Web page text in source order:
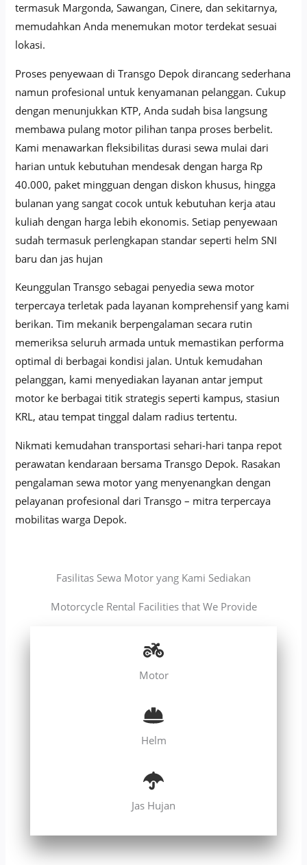
termasuk Margonda, Sawangan, Cinere, dan sekitarnya,
memudahkan Anda menemukan motor terdekat sesuai
lokasi.
Proses penyewaan di Transgo Depok dirancang sederhana
namun profesional untuk kenyamanan pelanggan. Cukup
dengan menunjukkan KTP, Anda sudah bisa langsung
membawa pulang motor pilihan tanpa proses berbelit.
Kami menawarkan fleksibilitas durasi sewa mulai dari
harian untuk kebutuhan mendesak dengan harga Rp
40.000, paket mingguan dengan diskon khusus, hingga
bulanan yang sangat cocok untuk kebutuhan kerja atau
kuliah dengan harga lebih ekonomis. Setiap penyewaan
sudah termasuk perlengkapan standar seperti helm SNI
baru dan jas hujan
Keunggulan Transgo sebagai penyedia sewa motor
terpercaya terletak pada layanan komprehensif yang kami
berikan. Tim mekanik berpengalaman secara rutin
memeriksa seluruh armada untuk memastikan performa
optimal di berbagai kondisi jalan. Untuk kemudahan
pelanggan, kami menyediakan layanan antar jemput
motor ke berbagai titik strategis seperti kampus, stasiun
KRL, atau tempat tinggal dalam radius tertentu.
Nikmati kemudahan transportasi sehari-hari tanpa repot
perawatan kendaraan bersama Transgo Depok. Rasakan
pengalaman sewa motor yang menyenangkan dengan
pelayanan profesional dari Transgo – mitra terpercaya
mobilitas warga Depok.
Fasilitas Sewa Motor yang Kami Sediakan
Motorcycle Rental Facilities that We Provide
Motor
Helm
Jas Hujan